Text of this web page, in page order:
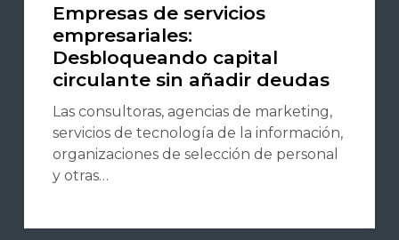
Empresas de servicios
empresariales:
Desbloqueando capital
circulante sin añadir deudas
Las consultoras, agencias de marketing,
servicios de tecnología de la información,
organizaciones de selección de personal
y otras…